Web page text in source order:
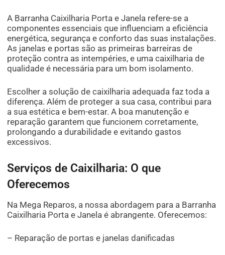
A Barranha Caixilharia Porta e Janela refere-se a
componentes essenciais que influenciam a eficiência
energética, segurança e conforto das suas instalações.
As janelas e portas são as primeiras barreiras de
proteção contra as intempéries, e uma caixilharia de
qualidade é necessária para um bom isolamento.
Escolher a solução de caixilharia adequada faz toda a
diferença. Além de proteger a sua casa, contribui para
a sua estética e bem-estar. A boa manutenção e
reparação garantem que funcionem corretamente,
prolongando a durabilidade e evitando gastos
excessivos.
Serviços de Caixilharia: O que
Oferecemos
Na Mega Reparos, a nossa abordagem para a Barranha
Caixilharia Porta e Janela é abrangente. Oferecemos:
– Reparação de portas e janelas danificadas